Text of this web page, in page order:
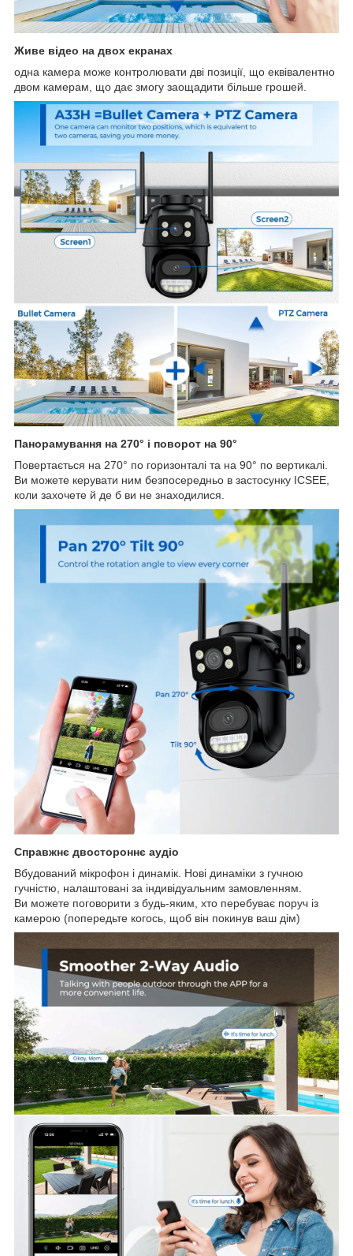
Живе відео на двох екранах
одна камера може контролювати дві позиції, що еквівалентно
двом камерам, що дає змогу заощадити більше грошей.
Панорамування на 270° і поворот на 90°
Повертається на 270° по горизонталі та на 90° по вертикалі.
Ви можете керувати ним безпосередньо в застосунку ICSEE,
коли захочете й де б ви не знаходилися.
Справжнє двостороннє аудіо
Вбудований мікрофон і динамік. Нові динаміки з гучною
гучністю, налаштовані за індивідуальним замовленням.
Ви можете поговорити з будь-яким, хто перебуває поруч із
камерою (попередьте когось, щоб він покинув ваш дім)